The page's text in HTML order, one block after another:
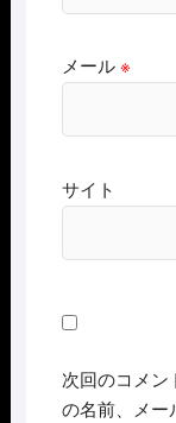
メール ※
サイト
次回のコメン
の名前、メー